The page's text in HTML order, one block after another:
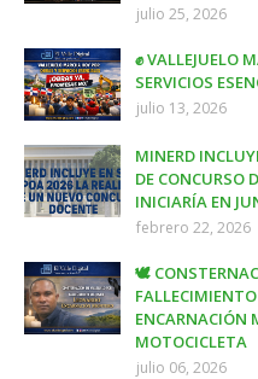
julio 25, 2026
✊ VALLEJUELO
SERVICIOS
julio 13, 2026
MINERD
DE CONCURSO
INICIARÍA EN
febrero 22, 2026
🕊️
ENCARNACIÓN
MOTOCICLETA
julio 06, 2026